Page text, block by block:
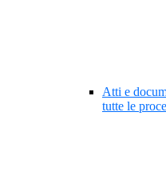
Atti e
tutte le